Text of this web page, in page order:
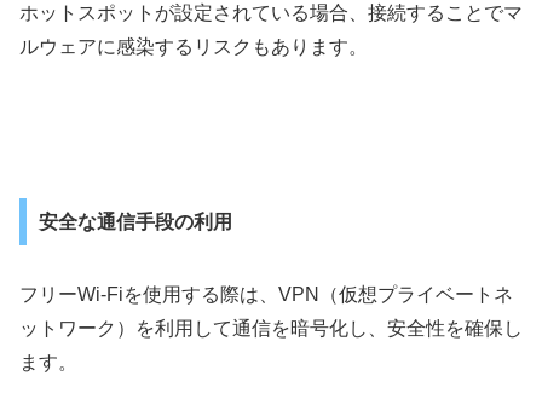
ホットスポットが設定されている場合、接続することでマ
ルウェアに感染するリスクもあります。
安全な通信手段の利用
フリーWi-Fiを使用する際は、VPN（仮想プライベートネ
ットワーク）を利用して通信を暗号化し、安全性を確保し
ます。